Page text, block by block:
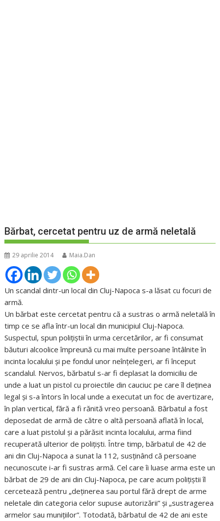
Bărbat, cercetat pentru uz de armă neletală
29 aprilie 2014 Maia.Dan
Un scandal dintr-un local din Cluj-Napoca s-a lăsat cu focuri de
armă.
Un bărbat este cercetat pentru că a sustras o armă neletală în
timp ce se afla într-un local din municipiul Cluj-Napoca.
Suspectul, spun poliţiştii în urma cercetărilor, ar fi consumat
băuturi alcoolice împreună cu mai multe persoane întâlnite în
incinta localului şi pe fondul unor neînţelegeri, ar fi început
scandalul. Nervos, bărbatul s-ar fi deplasat la domiciliu de
unde a luat un pistol cu proiectile din cauciuc pe care îl deţinea
legal şi s-a întors în local unde a executat un foc de avertizare,
în plan vertical, fără a fi rănită vreo persoană. Bărbatul a fost
deposedat de armă de către o altă persoană aflată în local,
care a luat pistolul şi a părăsit incinta localului, arma fiind
recuperată ulterior de poliţişti. Între timp, bărbatul de 42 de
ani din Cluj-Napoca a sunat la 112, susţinând că persoane
necunoscute i-ar fi sustras armă. Cel care îi luase arma este un
bărbat de 29 de ani din Cluj-Napoca, pe care acum poliţiştii îl
cercetează pentru „deţinerea sau portul fără drept de arme
neletale din categoria celor supuse autorizării” şi „sustragerea
armelor sau muniţiilor”. Totodată, bărbatul de 42 de ani este